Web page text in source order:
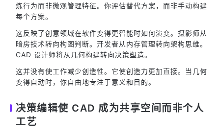
炼行为而非微观管理特征。你评估替代方案，而非手动构建
每个方案。
这反映了创意领域在软件变得更智能时如何演变。摄影师从
暗房技术转向构图判断。开发者从内存管理转向架构思维。
CAD 设计师将从几何构建转向决策塑造。
这并没有使工作减少创造性。它使创造力更加直接。当几何
变得自动时，你自由地专注于意义和目的。
决策编辑使 CAD 成为共享空间而非个人
工艺